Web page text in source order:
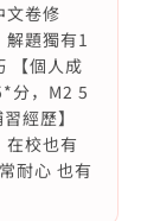
文卷修
解題獨有1
【個人成
分，M2 5
經歷】
校也有
耐心 也有